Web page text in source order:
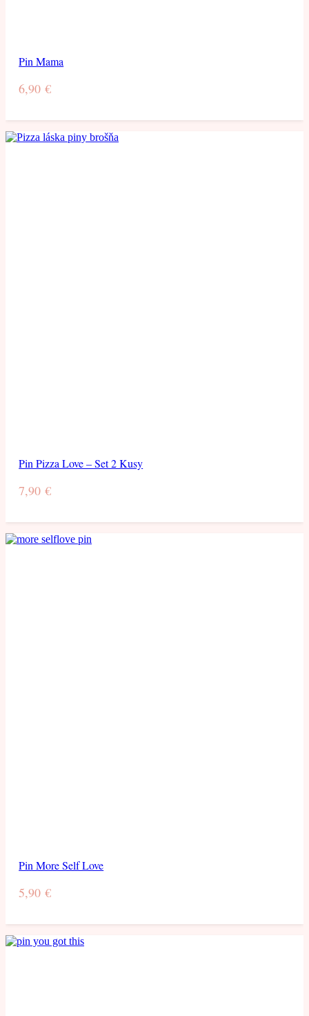
Pin Mama
6,90€
Pin Pizza Love – Set 2 Kusy
7,90€
Pin More Self Love
5,90€